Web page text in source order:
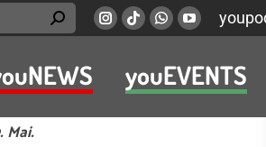
Instagram
opens
new
Viber
opens
in
new
Whatsapp
opens
in
new
YouTube
opens
in
new
youEVENTS
Und warum dauern politische
aus Düsseldorf jetzt bei zwei
Mai.